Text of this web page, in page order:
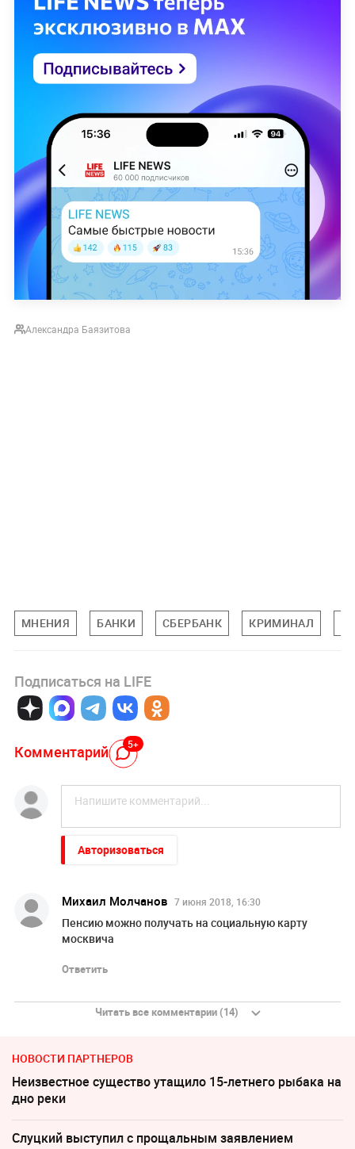
Александра Баязитова
МНЕНИЯ БАНКИ СБЕРБАНК КРИМИНАЛ
Подписаться на LIFE
Комментарий 5+
Авторизоваться
Михаил Молчанов 7 июня 2018, 16:30
Пенсию можно получать на социальную карту
москвича
Ответить
Читать все комментарии (14)
НОВОСТИ ПАРТНЕРОВ
Неизвестное существо утащило 15-летнего рыбака на
дно реки
Слуцкий выступил с прощальным заявлением